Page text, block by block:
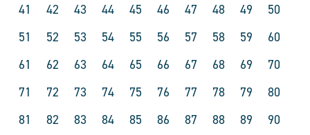
41
42 43 44 45 46 47 48 49
50
51
52 53 54 55 56 57 58 59
60
61
62 63 64 65 66 67 68 69
70
71
72 73 74 75 76 77 78 79
80
81
82 83 84 85 86 87 88 89
90